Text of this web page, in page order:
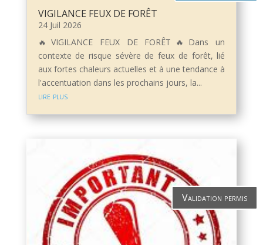
VIGILANCE FEUX DE FORÊT
24 Juil 2026
🔥VIGILANCE FEUX DE FORÊT🔥Dans un
contexte de risque sévère de feux de forêt, lié
aux fortes chaleurs actuelles et à une tendance à
l'accentuation dans les prochains jours, la...
lire plus
Validation permis